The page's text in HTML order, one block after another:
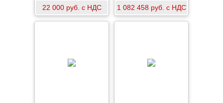
22 000 руб. с НДС 1 082 458 руб. с НДС